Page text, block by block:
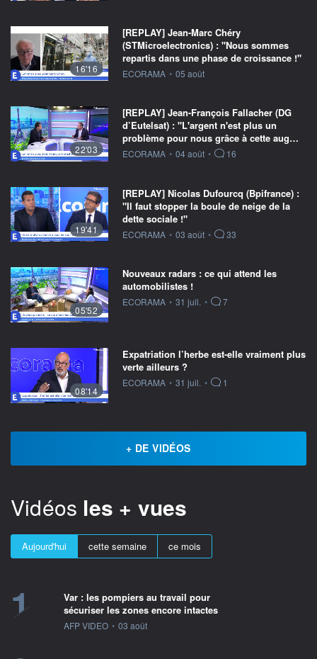
16'16
[REPLAY] Jean-Marc Chéry
(STMicroelectronics) : "Nous sommes
repartis dans une phase de croissance !"
information fournie par
ECORAMA • 05 août
22'03
[REPLAY] Jean-François Fallacher (DG
d’Eutelsat) : "L'argent n'est plus un
problème pour nous grâce à cette aug…
information fournie par
ECORAMA • 04 août • 16
19'41
[REPLAY] Nicolas Dufourcq (Bpifrance) :
"Il faut stopper la boule de neige de la
dette sociale !"
information fournie par
ECORAMA • 03 août • 33
05'52
Nouveaux radars : ce qui attend les
automobilistes !
information fournie par
ECORAMA • 31 juil. • 7
08'14
Expatriation l’herbe est-elle vraiment plus
verte ailleurs ?
information fournie par
ECORAMA • 31 juil. • 1
+ DE VIDÉOS
Vidéos les + vues
Aujourd'hui cette semaine ce mois
1
Var : les pompiers au travail pour
sécuriser les zones encore intactes
information fournie par
AFP VIDEO • 03 août